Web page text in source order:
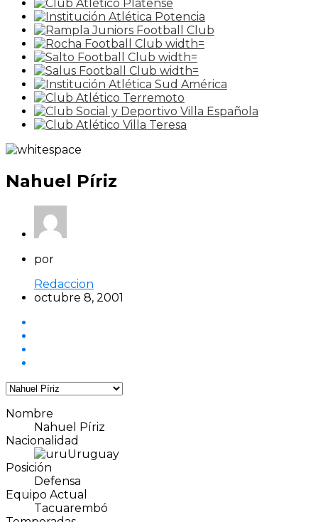
Nahuel Píriz
por
Redaccion
octubre 8, 2001
Nombre
Nahuel Píriz
Nacionalidad
Uruguay
Posición
Defensa
Equipo Actual
Tacuarembó